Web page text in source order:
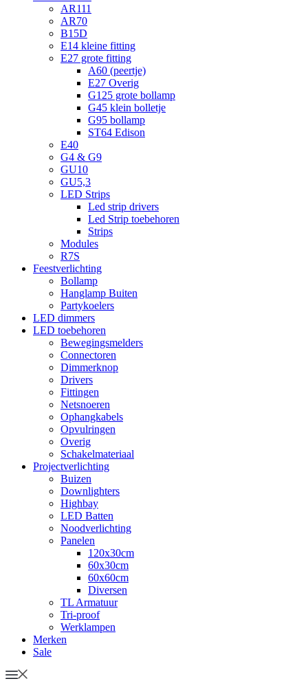
AR111
AR70
B15D
E14 kleine fitting
E27 grote fitting
A60 (peertje)
E27 Overig
G125 grote bollamp
G45 klein bolletje
G95 bollamp
ST64 Edison
E40
G4 & G9
GU10
GU5,3
LED Strips
Led strip drivers
Led Strip toebehoren
Strips
Modules
R7S
Feestverlichting
Bollamp
Hanglamp Buiten
Partykoelers
LED dimmers
LED toebehoren
Bewegingsmelders
Connectoren
Dimmerknop
Drivers
Fittingen
Netsnoeren
Ophangkabels
Opvulringen
Overig
Schakelmateriaal
Projectverlichting
Buizen
Downlighters
Highbay
LED Batten
Noodverlichting
Panelen
120x30cm
60x30cm
60x60cm
Diversen
TL Armatuur
Tri-proof
Werklampen
Merken
Sale